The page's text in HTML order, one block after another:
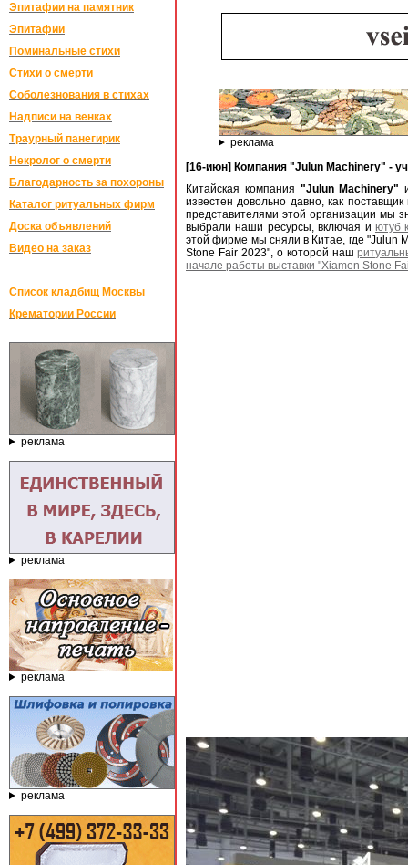
Эпитафии на памятник
Эпитафии
Поминальные стихи
Стихи о смерти
Соболезнования в стихах
Надписи на венках
Траурный панегирик
Некролог о смерти
Благодарность за похороны
Каталог ритуальных фирм
Доска объявлений
Видео на заказ
Список кладбищ Москвы
Крематории России
реклама
реклама
реклама
реклама
реклама
[16-июн] Компания "Julun Machinery" -
Китайская компания "Julun Machinery"
известен довольно давно, как
представителями этой организации мы
выбрали наши ресурсы, включая и ютуб
этой фирме мы сняли в Китае, где "Julun
Stone Fair 2023", о которой наш
начале работы выставки "Xiamen Stone